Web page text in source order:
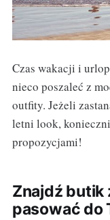
Czas wakacji i
nieco poszaleć z
outfity. Jeżeli
letni look,
propozycjami!
Znajdź butik
pasować